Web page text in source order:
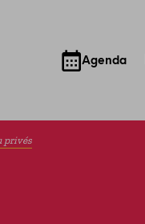
Agenda
privés